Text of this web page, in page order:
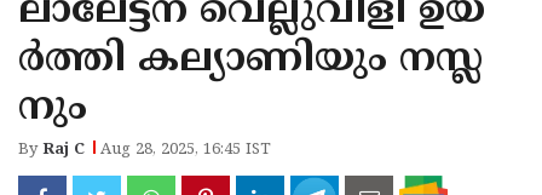
ലാലേട്ടന് വെല്ലുവിളി ഉയ
ര്‍ത്തി കല്യാണിയും നസ്ല
നും
ByRaj C Aug 28, 2025, 16:45 IST